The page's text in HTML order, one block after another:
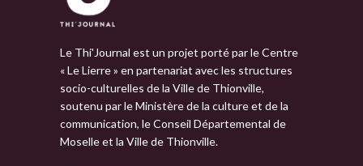
Le Thi'Journal est un projet porté par le Centre
« Le Lierre » en partenariat avec les structures
socio-culturelles de la Ville de Thionville,
soutenu par le Ministère de la culture et de la
communication, le Conseil Départemental de
Moselle et la Ville de Thionville.